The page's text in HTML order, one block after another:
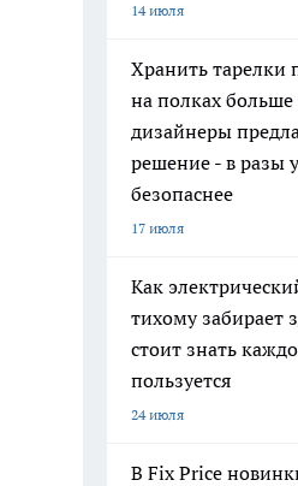
14 июля
Хранить тарелки
на полках
дизайнеры
решение - в разы
безопаснее
17 июля
Как
тихому забирает
стоит знать
пользуется
24 июля
В Fix Price